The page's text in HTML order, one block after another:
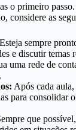
o primeiro passo.
considere as
Esteja sempre
e discutir temas
uma rede de
Após cada aula,
para consolidar o
que